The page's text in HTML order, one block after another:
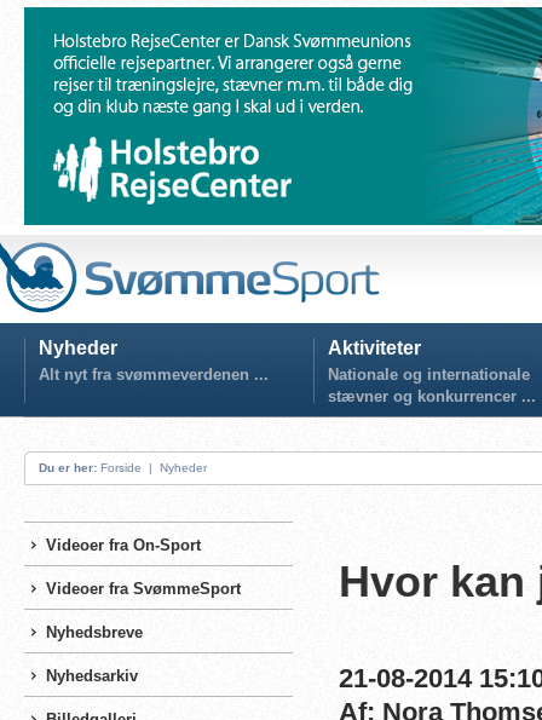
Nyheder
Alt nyt fra svømmeverdenen ...
Aktiviteter
Nationale og internationale
stævner og konkurrencer ...
Du er her: Forside | Nyheder
Videoer fra On-Sport
Videoer fra SvømmeSport
Nyhedsbreve
Nyhedsarkiv
Hvor kan
21-08-2014
Af: Nora